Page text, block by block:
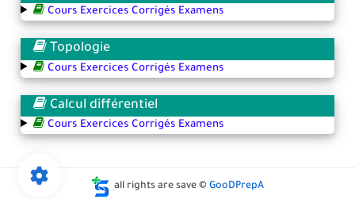
Cours Exercices Corrigés Examens
Topologie
Cours Exercices Corrigés Examens
Calcul différentiel
Cours Exercices Corrigés Examens
all rights are save © GooDPrepA